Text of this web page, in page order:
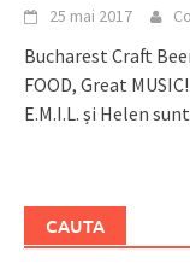
25 mai 2017
Bucharest Craft
FOOD, Great
E.M.I.L. și Helen
CAUTA